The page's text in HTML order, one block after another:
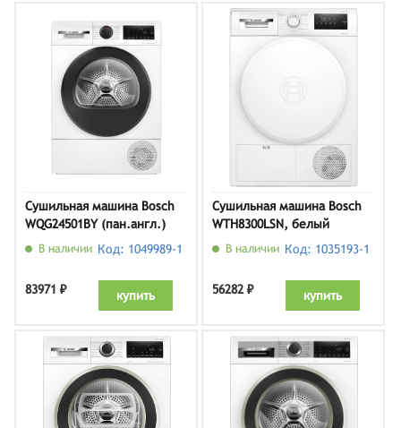
Сушильная машина Bosch
WQG24501BY (пан.англ.)
В наличии Код: 1049989-1
83971 ₽ купить
Сушильная машина Bosch
WTH8300LSN, белый
В наличии Код: 1035193-1
56282 ₽ купить